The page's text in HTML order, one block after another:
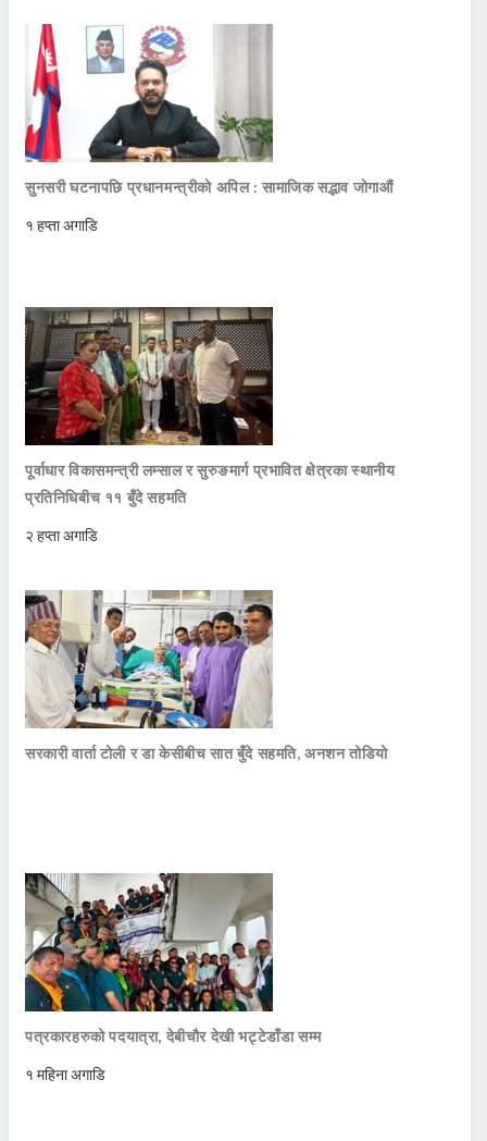
सुनसरी घटनापछि प्रधानमन्त्रीको अपिल : सामाजिक सद्भाव जोगाऔं
१ हप्ता अगाडि
पूर्वाधार विकासमन्त्री लम्साल र सुरुङमार्ग प्रभावित क्षेत्रका स्थानीय
प्रतिनिधिबीच ११ बुँदे सहमति
२ हप्ता अगाडि
सरकारी वार्ता टोली र डा केसीबीच सात बुँदे सहमति, अनशन तोडियो
पत्रकारहरुको पदयात्रा, देबीचौर देखी भट्टेडाँडा सम्म
१ महिना अगाडि